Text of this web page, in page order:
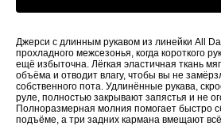
Джерси с длинным рукавом из линейки All
прохладного межсезонья, когда короткого
ещё избыточна. Лёгкая эластичная ткань
объёма и отводит влагу, чтобы вы не
собственного пота. Удлинённые рукава,
руле, полностью закрывают запястья и не
Полноразмерная молния помогает быстро
подъёме, а три задних кармана вмещают